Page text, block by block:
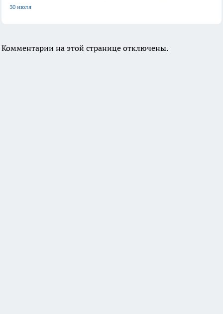
30 июля
Комментарии на этой странице отключены.